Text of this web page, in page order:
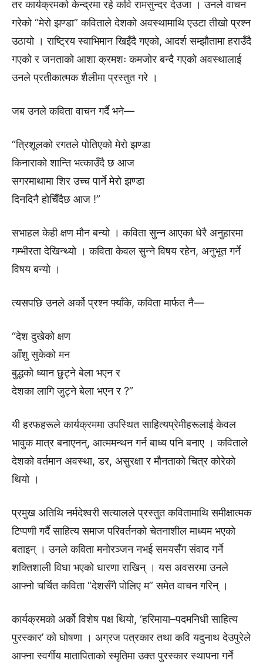
तर कार्यक्रमको केन्द्रमा रहे कवि रामसुन्दर देउजा । उनले वाचन
गरेको “मेरो झण्डा” कविताले देशको अवस्थामाथि एउटा तीखो प्रश्न
उठायो । राष्ट्रिय स्वाभिमान खिइँदै गएको, आदर्श सम्झौतामा हराउँदै
गएको र जनताको आशा क्रमशः कमजोर बन्दै गएको अवस्थालाई
उनले प्रतीकात्मक शैलीमा प्रस्तुत गरे ।
जब उनले कविता वाचन गर्दै भने—
“त्रिशूलको रगतले पोतिएको मेरो झण्डा
किनाराको शान्ति भत्काउँदै छ आज
सगरमाथामा शिर उच्च पार्ने मेरो झण्डा
दिनदिनै होचिँदैछ आज !”
सभाहल केही क्षण मौन बन्यो । कविता सुन्न आएका धेरै अनुहारमा
गम्भीरता देखिन्थ्यो । कविता केवल सुन्ने विषय रहेन, अनुभूत गर्ने
विषय बन्यो ।
त्यसपछि उनले अर्को प्रश्न फ्याँके, कविता मार्फत नै—
“देश दुखेको क्षण
आँशु सुकेको मन
बुद्धको ध्यान छुट्ने बेला भएन र
देशका लागि जुट्ने बेला भएन र ?”
यी हरफहरूले कार्यक्रममा उपस्थित साहित्यप्रेमीहरूलाई केवल
भावुक मात्र बनाएनन्, आत्ममन्थन गर्न बाध्य पनि बनाए । कविताले
देशको वर्तमान अवस्था, डर, असुरक्षा र मौनताको चित्र कोरेको
थियो ।
प्रमुख अतिथि नर्मदेश्वरी सत्यालले प्रस्तुत कवितामाथि समीक्षात्मक
टिप्पणी गर्दै साहित्य समाज परिवर्तनको चेतनाशील माध्यम भएको
बताइन् । उनले कविता मनोरञ्जन नभई समयसँग संवाद गर्ने
शक्तिशाली विधा भएको धारणा राखिन् । यस अवसरमा उनले
आफ्नो चर्चित कविता “देशसँगै पोलिए म” समेत वाचन गरिन् ।
कार्यक्रमको अर्को विशेष पक्ष थियो, ‘हरिमाया–पदमनिधी साहित्य
पुरस्कार’ को घोषणा । अग्रज पत्रकार तथा कवि यदुनाथ देउपुरेले
आफ्ना स्वर्गीय मातापिताको स्मृतिमा उक्त पुरस्कार स्थापना गर्ने